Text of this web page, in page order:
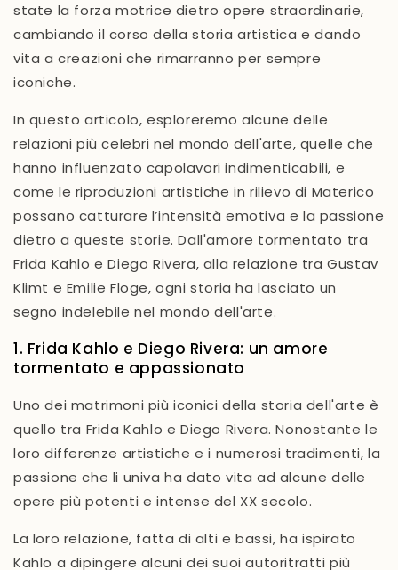
state la forza motrice dietro opere straordinarie,
cambiando il corso della storia artistica e dando
vita a creazioni che rimarranno per sempre
iconiche.
In questo articolo, esploreremo alcune delle
relazioni più celebri nel mondo dell'arte, quelle che
hanno influenzato capolavori indimenticabili, e
come le riproduzioni artistiche in rilievo di Materico
possano catturare l’intensità emotiva e la passione
dietro a queste storie. Dall'amore tormentato tra
Frida Kahlo eDiego Rivera, alla relazione traGustav
Klimt e Emilie Floge, ogni storia ha lasciato un
segno indelebile nel mondo dell'arte.
1. Frida Kahlo e Diego Rivera: un amore
tormentato e appassionato
Uno dei matrimoni più iconici della storia dell'arte è
quello tra Frida Kahlo eDiego Rivera. Nonostante le
loro differenze artistiche e i numerosi tradimenti, la
passione che li univa ha dato vita ad alcune delle
opere più potenti e intense del XX secolo.
La loro relazione, fatta di alti e bassi, ha ispirato
Kahlo a dipingere alcuni dei suoiautoritratti più